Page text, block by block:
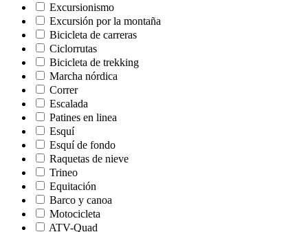
Excursionismo
Excursión por la montaña
Bicicleta de carreras
Ciclorrutas
Bicicleta de trekking
Marcha nórdica
Correr
Escalada
Patines en linea
Esquí
Esquí de fondo
Raquetas de nieve
Trineo
Equitación
Barco y canoa
Motocicleta
ATV-Quad